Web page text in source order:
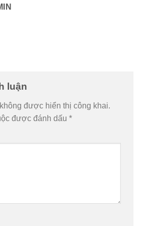
luận
được hiển thị công khai.
được đánh dấu *